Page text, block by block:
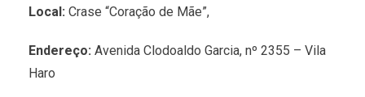
Local: Crase “Coração de Mãe”,
Endereço: Avenida Clodoaldo Garcia, nº 2355 – Vila
Haro